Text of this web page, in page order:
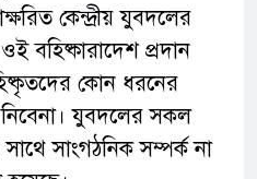
কেন্দ্রীয় যুবদলের
বহিষ্কারাদেশ প্রদান
কোন ধরনের
যুবদলের সকল
সাথে সাংগঠনিক সম্পর্ক না